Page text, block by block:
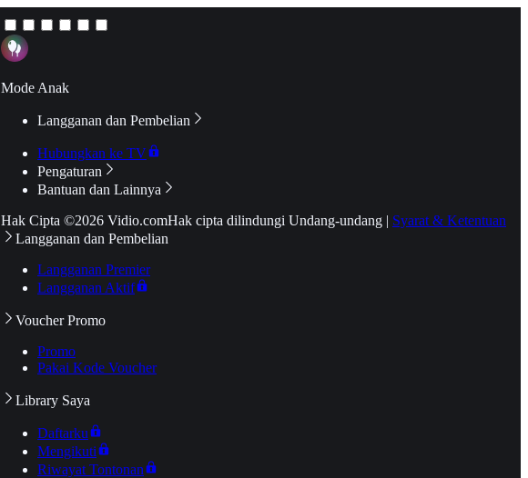
Mode Anak
Langganan dan Pembelian
Hubungkan ke TV
Pengaturan
Bantuan dan Lainnya
Hak Cipta ©2026 Vidio.comHak cipta dilindungi Undang-undang | Syarat & Ketentuan
Langganan dan Pembelian
Langganan Premier
Langganan Aktif
Voucher Promo
Promo
Pakai Kode Voucher
Library Saya
Daftarku
Mengikuti
Riwayat Tontonan